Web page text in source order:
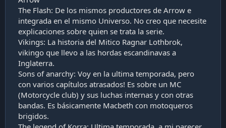
The Flash: De los mismos productores de Arrow e
integrada en el mismo Universo. No creo que necesite
explicaciones sobre quien se trata la serie.
Vikings: La historia del Mitico Ragnar Lothbrok,
vikingo que llevo a las hordas escandinavas a
Inglaterra.
Sons of anarchy: Voy en la ultima temporada, pero
con varios capítulos atrasados! Es sobre un MC
(Motorcycle club) y sus luchas internas y con otras
bandas. Es básicamente Macbeth con motoqueros
brigidos.